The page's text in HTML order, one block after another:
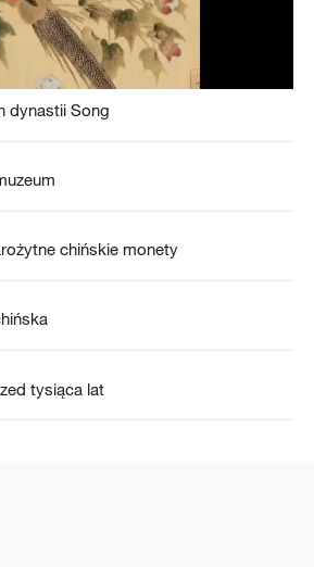
dynastii Song
chińskie monety
tysiąca lat